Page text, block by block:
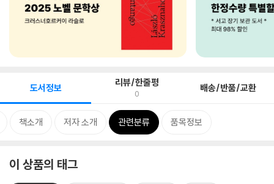
도서정보 리뷰/한줄평
0 배송/반품/교환
책소개 저자 소개 관련분류 품목정보
이 상품의 태그